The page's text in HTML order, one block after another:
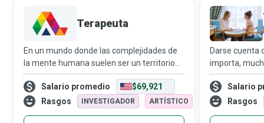
Terapeuta
En un mundo donde las complejidades de
la mente humana suelen ser un territorio
inexplorado, los terapeutas guían con
compasión a las personas hacia las orillas
del autoconocimiento y el bienestar emo
Salario promedio
$69,921
Rasgos
INVESTIGADOR ARTÍSTICO
Darse cuenta
importa,
cambiar,
convertirte en
Bienestar
Salario
Rasgos